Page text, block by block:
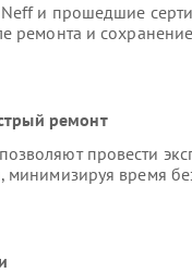
и прошедшие
ремонта и
ремонт
провести
время